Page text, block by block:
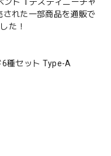
れた一部商品を通販で
た！
種セット Type-A